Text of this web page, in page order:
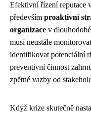
Efektivní řízení reputace
především proaktivní
organizace v
musí neustále
identifikovat potenciální
preventivní činnost
zpětné vazby od
Když krize skutečně